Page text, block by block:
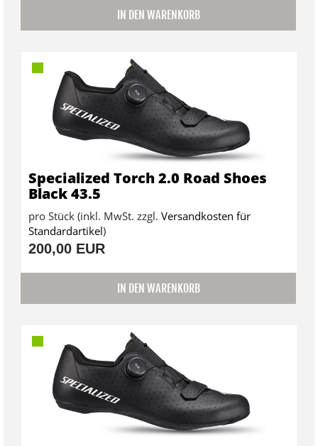
IN DEN WARENKORB
Specialized Torch 2.0 Road Shoes
Black 43.5
pro Stück (inkl. MwSt. zzgl. Versandkosten für
Standardartikel)
200,00 EUR
IN DEN WARENKORB